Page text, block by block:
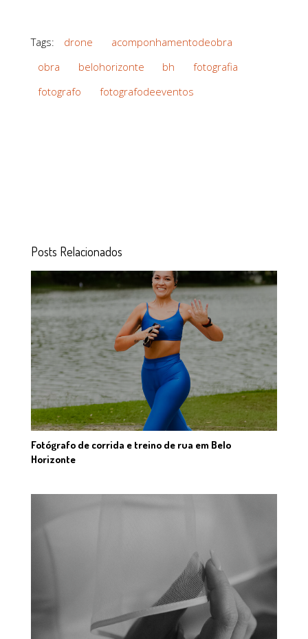
Tags: drone
acomponhamentodeobra
obra
belohorizonte bh
fotografia
fotografo
fotografodeeventos
Posts Relacionados
Fotógrafo de corrida e treino de rua em Belo
Horizonte